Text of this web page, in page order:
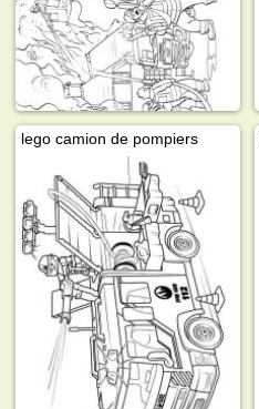
lego camion de pompiers